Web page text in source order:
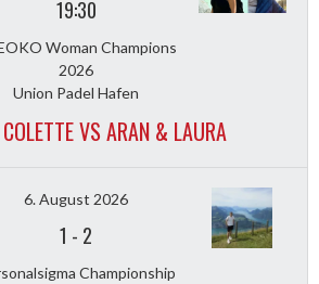
19:30
Woman Champions
2026
Union Padel Hafen
VS ARAN & LAURA
6. August 2026
1 - 2
Championship